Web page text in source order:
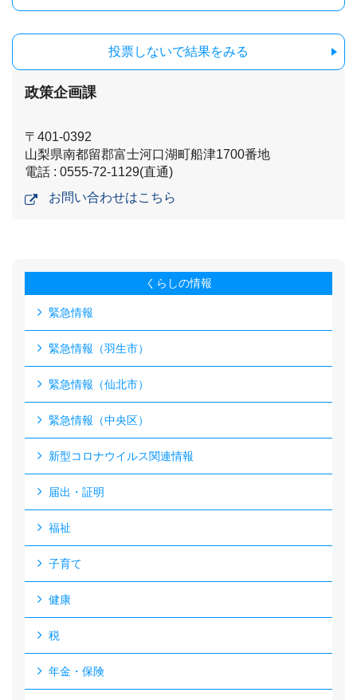
投票しないで結果をみる
政策企画課
〒401-0392
山梨県南都留郡富士河口湖町船津1700番地
電話 : 0555-72-1129(直通)
お問い合わせはこちら
くらしの情報
緊急情報
緊急情報（羽生市）
緊急情報（仙北市）
緊急情報（中央区）
新型コロナウイルス関連情報
届出・証明
福祉
子育て
健康
税
年金・保険